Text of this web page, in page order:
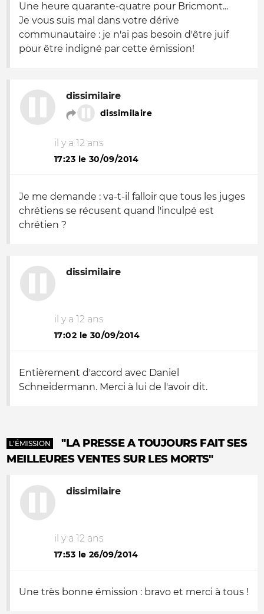
Une heure quarante-quatre pour Bricmont...
Je vous suis mal dans votre dérive
communautaire : je n'ai pas besoin d'être juif
pour être indigné par cette émission!
dissimilaire
dissimilaire
il y a 12 ans
17:23 le 30/09/2014
Je me demande : va-t-il falloir que tous les juges
chrétiens se récusent quand l'inculpé est
chrétien ?
dissimilaire
il y a 12 ans
17:02 le 30/09/2014
Entièrement d'accord avec Daniel
Schneidermann. Merci à lui de l'avoir dit.
L'ÉMISSION
"LA PRESSE A TOUJOURS FAIT SES
MEILLEURES VENTES SUR LES MORTS"
dissimilaire
il y a 12 ans
17:53 le 26/09/2014
Une très bonne émission : bravo et merci à tous !